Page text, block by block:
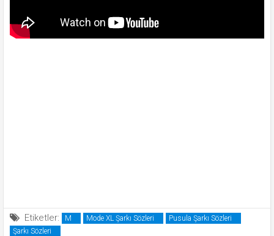
Etiketler: M Mode XL Şarkı Sözleri
Pusula Şarkı Sözleri
Şarkı Sözleri